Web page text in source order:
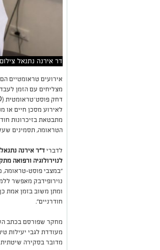
דר אירנה נתנאל
אירועים טראומטיים
מצליחים עם הזמן
לאירוע מסכן חיים או
מתבטאת בזיכרונות
הטראומה, תסמינים
לדבריד"ר אירנה
לנוירולוגיה ורפואה
"במצבי פוסט-טראומה,
נוירופידבק מאפשר
ומתן משוב בזמן אמת
חודרניים".
מדובר בסקירה שיטתית